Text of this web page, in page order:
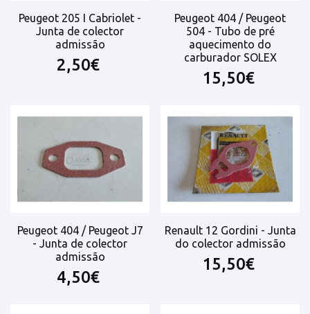
Peugeot 205 I Cabriolet -
Junta de colector
admissão
2,50€
Peugeot 404 / Peugeot
504 - Tubo de pré
aquecimento do
carburador SOLEX
15,50€
Peugeot 404 / Peugeot J7
- Junta de colector
admissão
4,50€
Renault 12 Gordini - Junta
do colector admissão
15,50€